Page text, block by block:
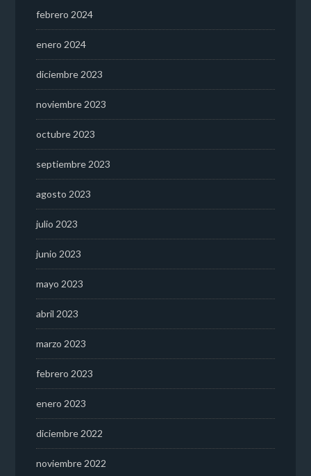
febrero 2024
enero 2024
diciembre 2023
noviembre 2023
octubre 2023
septiembre 2023
agosto 2023
julio 2023
junio 2023
mayo 2023
abril 2023
marzo 2023
febrero 2023
enero 2023
diciembre 2022
noviembre 2022